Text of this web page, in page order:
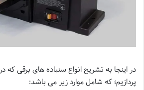
در اینجا به تشریح انواع سنباده های برقی که
پردازیم؛ که شامل موارد زیر می باشد: